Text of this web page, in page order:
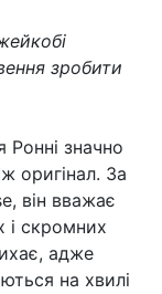
зробити
Ронні значно
оригінал. За
він вважає
і скромних
адже
на хвилі